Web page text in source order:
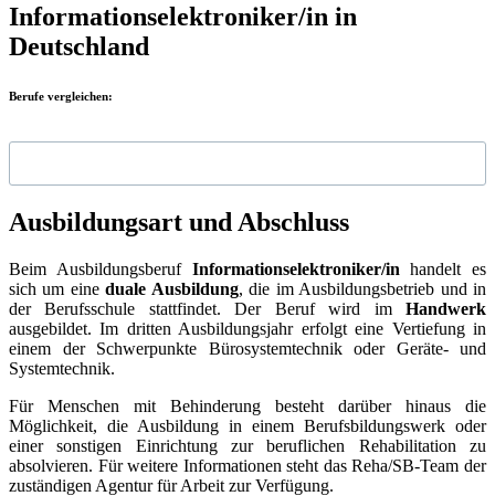
Informationselektroniker/in in
Deutschland
Berufe vergleichen:
Ausbildungsart und Abschluss
Beim Ausbildungsberuf Informationselektroniker/in handelt es
sich um eineduale Ausbildung, die im Ausbildungsbetrieb und in
der Berufsschule stattfindet. Der Beruf wird im Handwerk
ausgebildet. Im dritten Ausbildungsjahr erfolgt eine Vertiefung in
einem der Schwerpunkte Bürosystemtechnik oder Geräte- und
Systemtechnik.
Für Menschen mit Behinderung besteht darüber hinaus die
Möglichkeit, die Ausbildung in einem Berufsbildungswerk oder
einer sonstigen Einrichtung zur beruflichen Rehabilitation zu
absolvieren. Für weitere Informationen steht das Reha/SB-Team der
zuständigen Agentur für Arbeit zur Verfügung.